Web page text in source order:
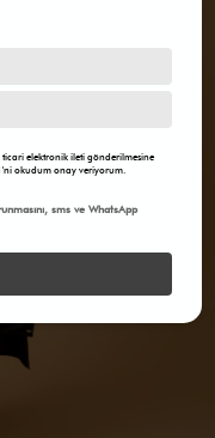
elektronik ileti gönderilmesine
'ni okudum onay veriyorum.
sms ve WhatsApp